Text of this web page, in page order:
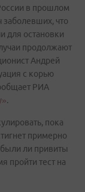
в прошлом
заболевших, что
для остановки
продолжают
Андрей
с корью
РИА
.
пока
примерно
были ли привиты
пройти тест на